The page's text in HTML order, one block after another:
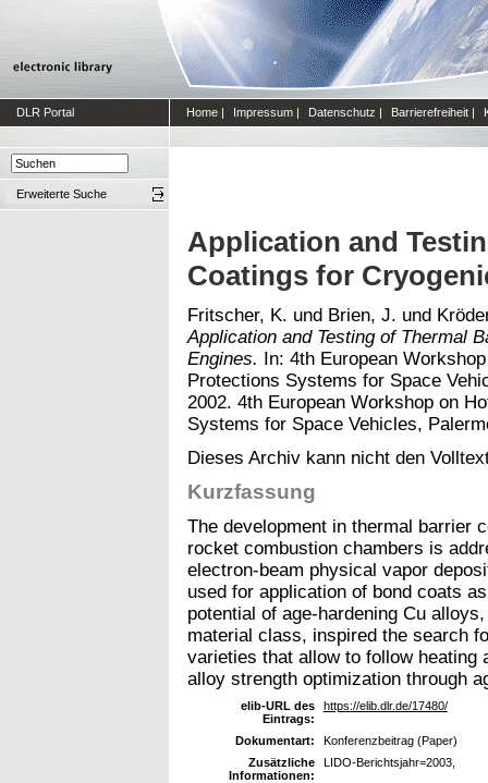
DLR Portal Home | Impressum | Datenschutz | Barrierefreiheit |
Erweiterte Suche
Application and
Coatings for
Fritscher, K. und Brien, J. und
Application and Testing of Thermal
Engines. In: 4th European
Protections Systems for Space
2002. 4th European Workshop on
Systems for Space Vehicles,
Dieses Archiv kann nicht den
Kurzfassung
The development in thermal barrier
rocket combustion chambers is
electron-beam physical vapor
used for application of bond coats
potential of age-hardening Cu
material class, inspired the search
varieties that allow to follow heating
alloy strength optimization through
elib-URL des
Eintrags:
https://elib.dlr.de/17480/
Dokumentart:
Konferenzbeitrag (Paper)
Zusätzliche
Informationen:
LIDO-Berichtsjahr=2003,